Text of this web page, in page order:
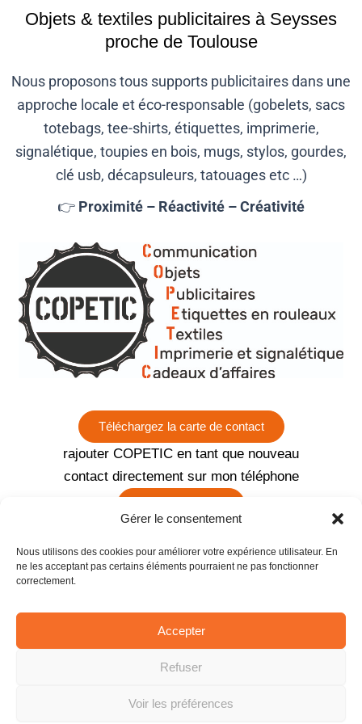
Gérer le consentement
Nous utilisons des cookies pour améliorer votre expérience utilisateur. En
ne les acceptant pas certains éléments pourraient ne pas fonctionner
correctement.
Accepter
Refuser
Voir les préférences
Objets & textiles publicitaires à Seysses
proche de Toulouse
Nous proposons tous supports publicitaires dans une
approche locale et éco-responsable (gobelets, sacs
totebags, tee-shirts, étiquettes, imprimerie,
signalétique, toupies en bois, mugs, stylos, gourdes,
clé usb, décapsuleurs, tatouages etc …)
👉 Proximité – Réactivité – Créativité
Téléchargez la carte de contact
rajouter COPETIC en tant que nouveau
contact directement sur mon téléphone
Visitez le site COPETIC
Contactez par email
contact@copetic.fr
a
L
i